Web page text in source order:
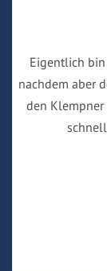
Eigentlich
nachdem aber
den